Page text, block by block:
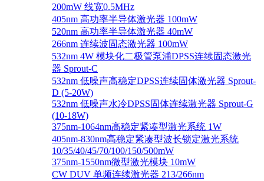
200mW 线宽0.5MHz
405nm 高功率半导体激光器 100mW
520nm 高功率半导体激光器 40mW
266nm 连续波固态激光器 100mW
532nm 4W 模块化二极管泵浦DPSS连续固态激光
器 Sprout-C
532nm 低噪声高稳定DPSS连续固体激光器 Sprout-
D (5-20W)
532nm 低噪声水冷DPSS固体连续激光器 Sprout-G
(10-18W)
375nm-1064nm高稳定紧凑型激光系统 1W
405nm-830nm高稳定紧凑型波长锁定激光系统
10/35/40/45/70/100/150/500mW
375nm-1550nm微型激光模块 10mW
CW DUV 单频连续激光器 213/266nm